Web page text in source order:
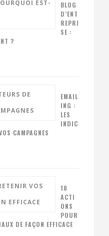
BLOG
D’ENT
REPRI
SE :
?
EMAIL
ING :
LES
INDIC
CAMPAGNES
10
ACTI
ONS
POUR
DE FAÇON EFFICACE